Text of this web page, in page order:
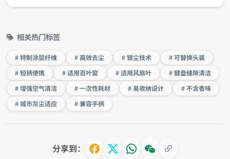
相关热门标签
# 特制涂层纤维 # 高效去尘 # 锁尘技术
# 可替换头装
# 短柄便携
# 适用百叶窗 # 适用风扇叶
# 键盘缝隙清洁
# 增强空气清洁
# 一次性耗材 # 易收纳设计
# 不含香味
# 城市灰尘适应
# 兼容手柄
分享到：